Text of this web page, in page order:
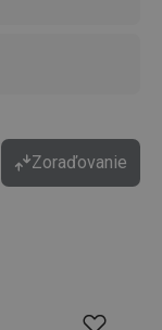
Zoraďovanie